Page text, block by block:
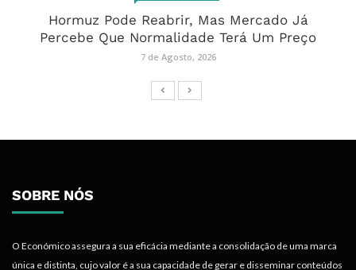
Hormuz Pode Reabrir, Mas Mercado Já
Percebe Que Normalidade Terá Um Preço
7 de Agosto, 2026
SOBRE NÓS
O Económico assegura a sua eficácia mediante a consolidação de uma marca
única e distinta, cujo valor é a sua capacidade de gerar e disseminar conteúdos